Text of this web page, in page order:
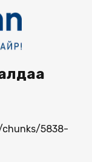
5838-